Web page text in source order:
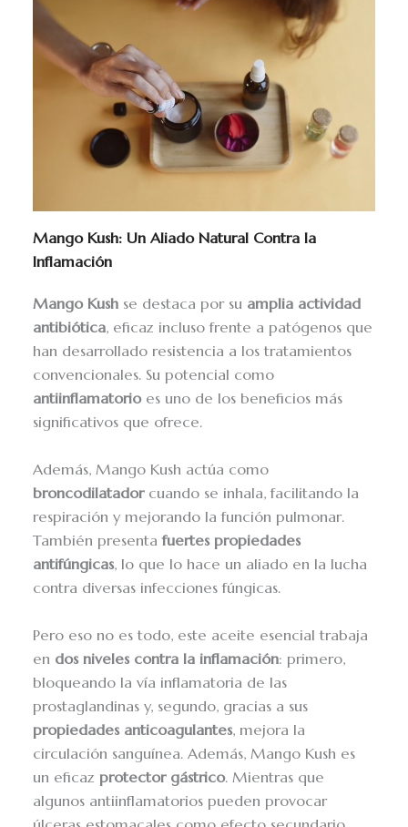
Mango Kush: Un Aliado Natural Contra la
Inflamación
Mango Kush se destaca por su amplia actividad
antibiótica, eficaz incluso frente a patógenos que
han desarrollado resistencia a los tratamientos
convencionales. Su potencial como
antiinflamatorioes uno de los beneficios más
significativos que ofrece.
Además, Mango Kush actúa como
broncodilatadorcuando se inhala, facilitando la
respiración y mejorando la función pulmonar.
También presentafuertes propiedades
antifúngicas, lo que lo hace un aliado en la lucha
contra diversas infecciones fúngicas.
Pero eso no es todo, este aceite esencial trabaja
en dos niveles contra la inflamación: primero,
bloqueando la vía inflamatoria de las
prostaglandinas y, segundo, gracias a sus
propiedades anticoagulantes, mejora la
circulación sanguínea. Además, Mango Kush es
un eficaz protector gástrico. Mientras que
algunos antiinflamatorios pueden provocar